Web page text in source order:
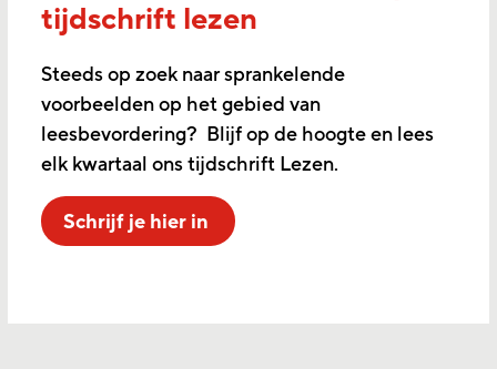
tijdschrift lezen
Steeds op zoek naar sprankelende
voorbeelden op het gebied van
leesbevordering? Blijf op de hoogte en lees
elk kwartaal ons tijdschrift Lezen.
Schrijf je hier in